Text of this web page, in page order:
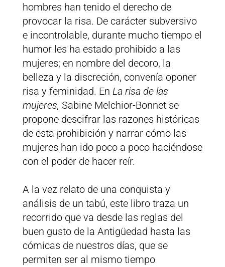
hombres han tenido el derecho de
provocar la risa. De carácter subversivo
e incontrolable, durante mucho tiempo el
humor les ha estado prohibido a las
mujeres; en nombre del decoro, la
belleza y la discreción, convenía oponer
risa y feminidad. En La risa de las
mujeres, Sabine Melchior-Bonnet se
propone descifrar las razones históricas
de esta prohibición y narrar cómo las
mujeres han ido poco a poco haciéndose
con el poder de hacer reír.
A la vez relato de una conquista y
análisis de un tabú, este libro traza un
recorrido que va desde las reglas del
buen gusto de la Antigüedad hasta las
cómicas de nuestros días, que se
permiten ser al mismo tiempo